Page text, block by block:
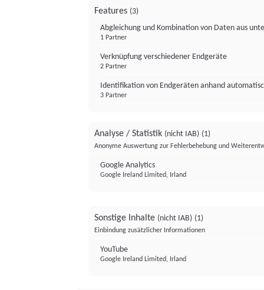
Features (3)
Abgleichung und Kombination von Daten aus
1 Partner
Verknüpfung verschiedener Endgeräte
2 Partner
Identifikation von Endgeräten anhand
3 Partner
Analyse / Statistik (nicht IAB) (1)
Anonyme Auswertung zur Fehlerbehebung und
Google Analytics
Google Ireland Limited, Irland
Sonstige Inhalte (nicht IAB) (1)
Einbindung zusätzlicher Informationen
YouTube
Google Ireland Limited, Irland